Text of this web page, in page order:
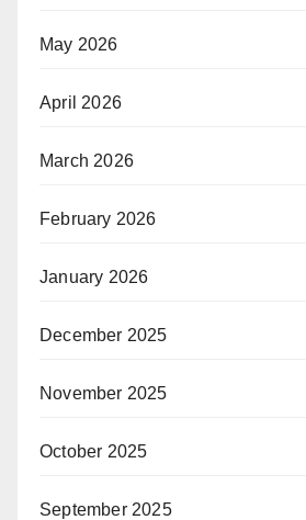
May 2026
April 2026
March 2026
February 2026
January 2026
December 2025
November 2025
October 2025
September 2025